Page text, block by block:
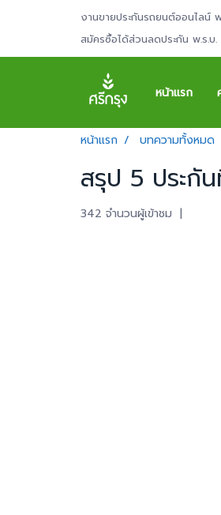
งานขายประกันรถยนต์ออนไล
สมัครซื้อได้ส่วนลดประกัน พ.ร.
หน้าแรก
หน้าแรก บทความทั้งหมด
สรุป 5 ประกั
342 จำนวนผู้เข้าชม |